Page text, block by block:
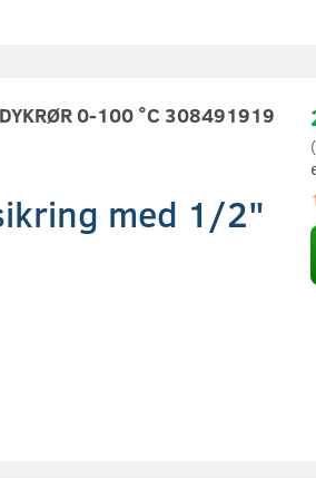
0-100 °C 308491919
med 1/2"
(